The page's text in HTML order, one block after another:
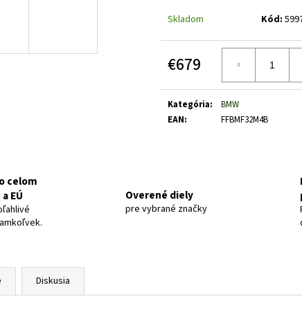
Skladom Kód:
€679
cena:
Kategória:
BMW
EAN: FFBMF32M4B
celom
EÚ
Overené diely
pre vybrané značky
Diskusia